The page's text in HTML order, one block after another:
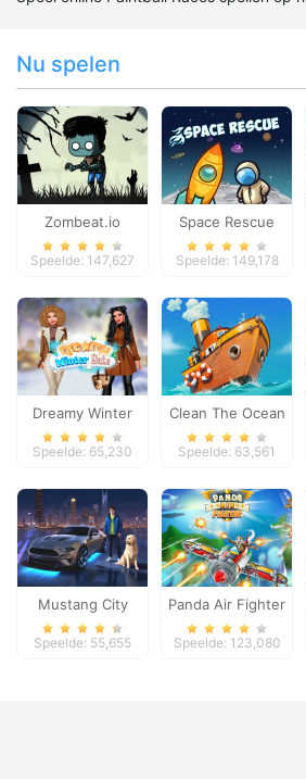
Nu spelen
Zombeat.io
Speelde: 147,627
Space Rescue
Speelde: 149,178
Dreamy Winter
Date
Speelde: 65,230
Clean The Ocean
Speelde: 63,561
Mustang City
Driver
Speelde: 55,655
Panda Air Fighter
Speelde: 123,080